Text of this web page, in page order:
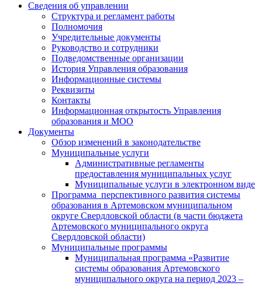
Сведения об управлении
Структура и регламент работы
Полномочия
Учредительные документы
Руководство и сотрудники
Подведомственные организации
История Управления образования
Информационные системы
Реквизиты
Контакты
Информационная открытость Управления
образования и МОО
Документы
Обзор изменений в законодательстве
Муниципальные услуги
Административные регламенты
предоставления муниципальных услуг
Муниципальные услуги в электронном виде
Программа перспективного развития системы
образования в Артемовском муниципальном
округе Свердловской области (в части бюджета
Артемовского муниципального округа
Свердловской области)
Муниципальные программы
Муниципальная программа «Развитие
системы образования Артемовского
муниципального округа на период 2023 –